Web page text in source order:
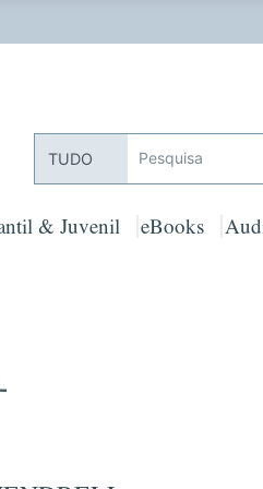
Oferta de Toalha de
TUDO
& Juvenil eBooks